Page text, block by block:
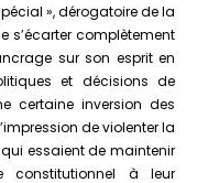
», dérogatoire de la
s’écarter complètement
sur son esprit en
et décisions de
certaine inversion des
de violenter la
essaient de maintenir
constitutionnel à leur